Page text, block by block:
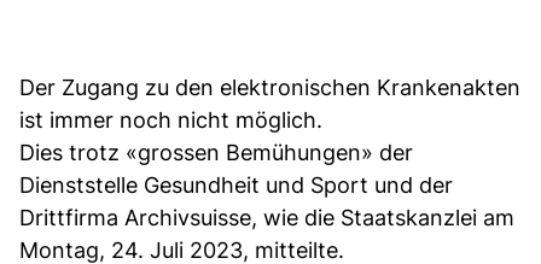
Der Zugang zu den elektronischen Krankenakten
ist immer noch nicht möglich.
Dies trotz «grossen Bemühungen» der
Dienststelle Gesundheit und Sport und der
Drittfirma Archivsuisse, wie die Staatskanzlei am
Montag, 24. Juli 2023, mitteilte.